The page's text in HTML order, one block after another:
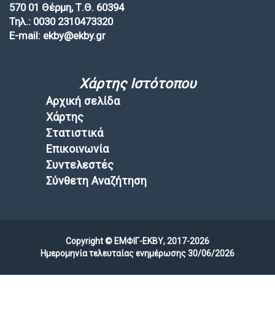
570 01 Θέρμη, Τ.Θ. 60394
Τηλ.: 0030 2310473320
E-mail: ekby@ekby.gr
Χάρτης Ιστότοπου
Αρχική σελίδα
Χάρτης
Στατιστικά
Επικοινωνία
Συντελεστές
Σύνθετη Αναζήτηση
Copyright © ΕΜΦΙΓ-ΕΚΒΥ, 2017-2026
Ημερομηνία τελευταίας ενημέρωσης 30/06/2026